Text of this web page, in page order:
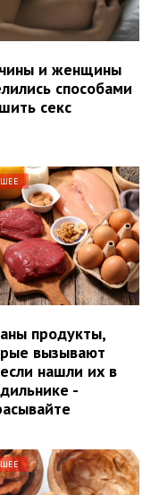
и женщины
способами
секс
продукты,
вызывают
нашли их в
-